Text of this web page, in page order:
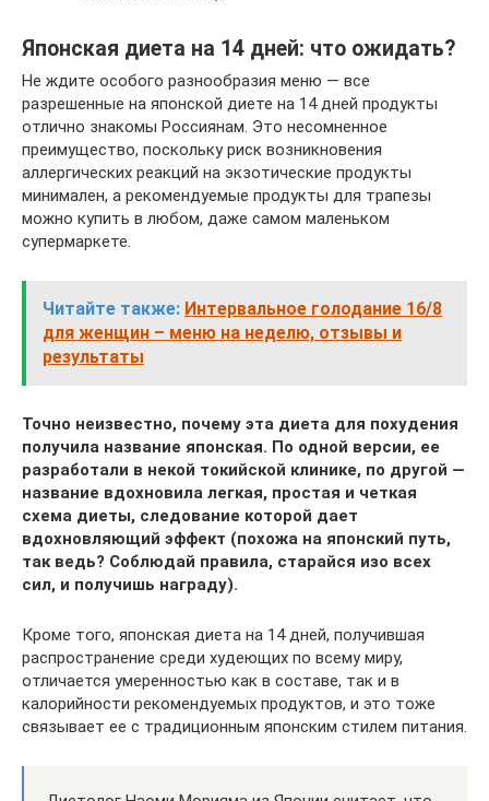
Японская диета на 14 дней: что ожидать?
Не ждите особого разнообразия меню — все
разрешенные на японской диете на 14 дней продукты
отлично знакомы Россиянам. Это несомненное
преимущество, поскольку риск возникновения
аллергических реакций на экзотические продукты
минимален, а рекомендуемые продукты для трапезы
можно купить в любом, даже самом маленьком
супермаркете.
Читайте также: Интервальное голодание 16/8
для женщин – меню на неделю, отзывы и
результаты
Точно неизвестно, почему эта диета для похудения
получила название японская. По одной версии, ее
разработали в некой токийской клинике, по другой —
название вдохновила легкая, простая и четкая
схема диеты, следование которой дает
вдохновляющий эффект (похожа на японский путь,
так ведь? Соблюдай правила, старайся изо всех
сил, и получишь награду).
Кроме того, японская диета на 14 дней, получившая
распространение среди худеющих по всему миру,
отличается умеренностью как в составе, так и в
калорийности рекомендуемых продуктов, и это тоже
связывает ее с традиционным японским стилем питания.